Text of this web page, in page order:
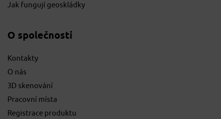
Jak fungují geoskládky
O společnosti
Kontakty
O nás
3D skenování
Pracovní místa
Registrace produktu